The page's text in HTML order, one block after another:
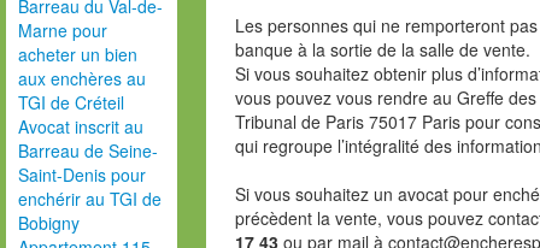
Barreau du Val-de-
Marne pour
acheter un bien
aux enchères au
TGI de Créteil
Avocat inscrit au
Barreau de Seine-
Saint-Denis pour
enchérir au TGI de
Bobigny
Les personnes qui ne remporteront
banque à la sortie de la salle de vente.
Si vous souhaitez obtenir plus
vous pouvez vous rendre au Greffe
Tribunal de Paris 75017 Paris pour
qui regroupe l’intégralité des
Si vous souhaitez un avocat pour
précèdent la vente, vous pouvez
17 43 ou par mail à